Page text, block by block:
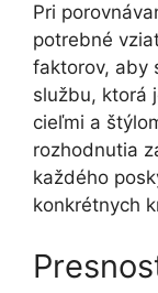
Pri
potrebné
faktorov, aby
službu, ktorá
cieľmi a
rozhodnutia
každého
konkrétnych